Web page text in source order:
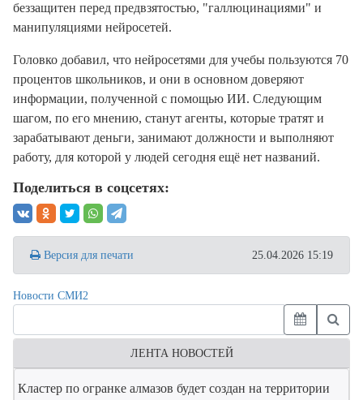
беззащитен перед предвзятостью, "галлюцинациями" и
манипуляциями нейросетей.
Головко добавил, что нейросетями для учебы пользуются 70
процентов школьников, и они в основном доверяют
информации, полученной с помощью ИИ. Следующим
шагом, по его мнению, станут агенты, которые тратят и
зарабатывают деньги, занимают должности и выполняют
работу, для которой у людей сегодня ещё нет названий.
Поделиться в соцсетях:
Версия для печати 25.04.2026 15:19
Новости СМИ2
ЛЕНТА НОВОСТЕЙ
Кластер по огранке алмазов будет создан на территории